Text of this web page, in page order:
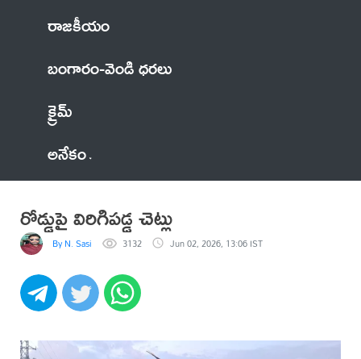
రాజకీయం
బంగారం-వెండి ధరలు
క్రైమ్
అనేకం
రోడ్డుపై విరిగిపడ్డ చెట్లు
By N. Sasi 3132 Jun 02, 2026, 13:06 IST